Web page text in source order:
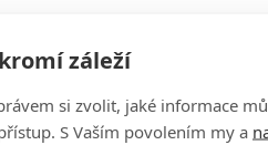
záleží
si zvolit, jaké informace
S Vaším povolením my a